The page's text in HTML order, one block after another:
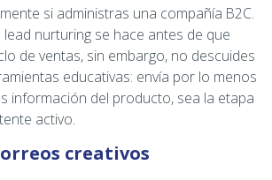
si administras una compañía B2C.
lead nurturing se hace antes de que
de ventas, sin embargo, no descuides
educativas: envía por lo menos
información del producto, sea la etapa
activo.
creativos